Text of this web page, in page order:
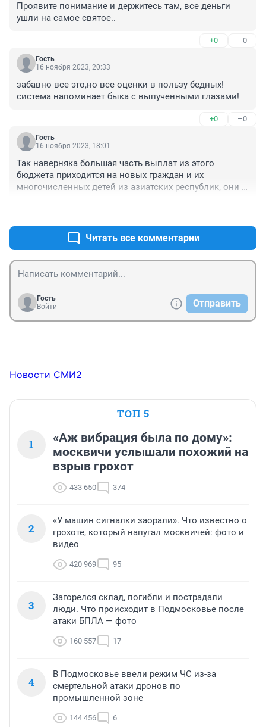
Проявите понимание и держитесь там, все деньги
ушли на самое святое..
+0 –0
Гость
16 ноября 2023, 20:33
забавно все это,но все оценки в пользу бедных!
система напоминает быка с выпученными глазами!
+0 –0
Гость
16 ноября 2023, 18:01
Так наверняка большая часть выплат из этого
бюджета приходится на новых граждан и их
многочисленных детей из азиатских республик, они
уже не рады,чудесным образом ставшими
гражданами, и проверка уплаты налогов на нашей
территории.
Читать все комментарии
Гость
Войти
Отправить
Новости СМИ2
ТОП 5
1
«Аж вибрация была по дому»:
москвичи услышали похожий на
взрыв грохот
433 650 374
2
«У машин сигналки заорали». Что известно о
грохоте, который напугал москвичей: фото и
видео
420 969 95
3
Загорелся склад, погибли и пострадали
люди. Что происходит в Подмосковье после
атаки БПЛА — фото
160 557 17
4
В Подмосковье ввели режим ЧС из-за
смертельной атаки дронов по
промышленной зоне
144 456 6